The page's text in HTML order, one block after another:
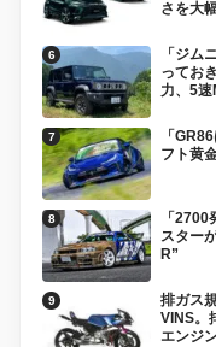
さを大
「ジム
ってお
力、5速
「
フト黄
「
スター
R”
排ガス
VINS。
エンジ